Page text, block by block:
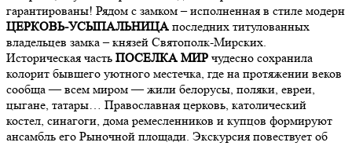
гарантированы! Рядом с замком – исполненная в стиле модерн
ЦЕРКОВЬ-УСЫПАЛЬНИЦА последних титулованных
владельцев замка – князей Святополк-Мирских.
Историческая часть ПОСЕЛКА МИР чудесно сохранила
колорит бывшего уютного местечка, где на протяжении веков
сообща — всем миром — жили белорусы, поляки, евреи,
цыгане, татары… Православная церковь, католический
костел, синагоги, дома ремесленников и купцов формируют
ансамбль его Рыночной площади. Экскурсия повествует об